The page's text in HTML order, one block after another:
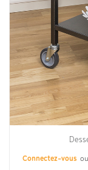
Connectez-vous ou